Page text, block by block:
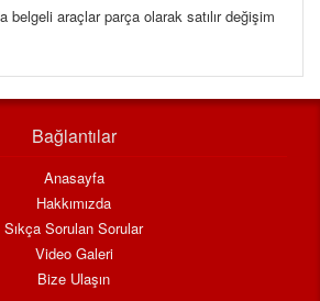
belgeli araçlar parça olarak satılır değişim
Bağlantılar
Anasayfa
Hakkımızda
Sıkça Sorulan Sorular
Video Galeri
Bize Ulaşın